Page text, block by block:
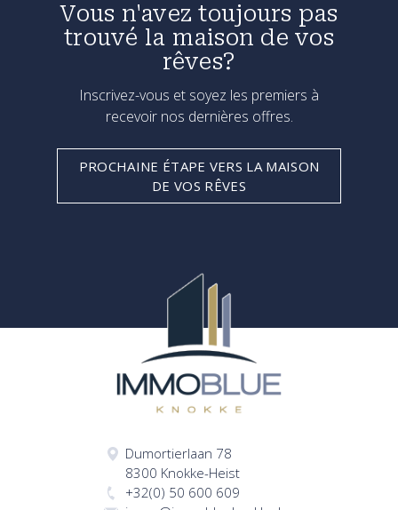
Vous n'avez toujours pas
trouvé la maison de vos
rêves?
Inscrivez-vous et soyez les premiers à
recevoir nos dernières offres.
PROCHAINE ÉTAPE VERS LA MAISON
DE VOS RÊVES
Dumortierlaan 78
8300 Knokke-Heist
+32(0) 50 600 609